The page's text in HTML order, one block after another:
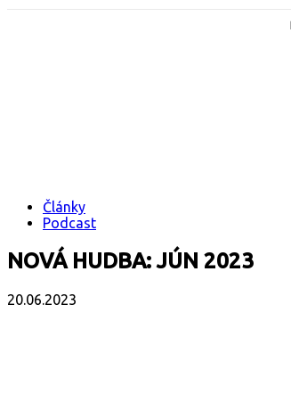
Články
Podcast
NOVÁ HUDBA: JÚN 2023
20.06.2023